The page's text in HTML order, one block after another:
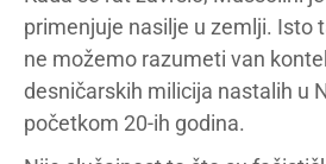
primenjuje nasilje u zemlji. Isto
ne možemo razumeti van
desničarskih milicija nastalih u
početkom 20-ih godina.